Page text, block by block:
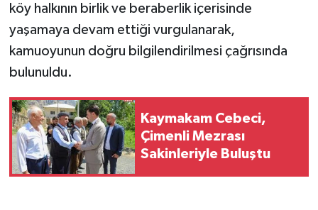
köy halkının birlik ve beraberlik içerisinde
yaşamaya devam ettiği vurgulanarak,
kamuoyunun doğru bilgilendirilmesi çağrısında
bulunuldu.
Kaymakam Cebeci,
Çimenli Mezrası
Sakinleriyle Buluştu